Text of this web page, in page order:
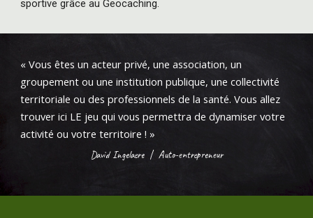
sportive grâce au Geocaching.
« Vous êtes un acteur privé, une association, un
groupement ou une institution publique, une collectivité
territoriale ou des professionnels de la santé. Vous allez
trouver ici LE jeu qui vous permettra de dynamiser votre
activité ou votre territoire ! »
David Ingelaere| Auto-entrepreneur